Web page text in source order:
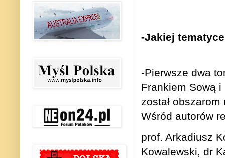
-Jakiej
-Pierwsze dwa
Frankiem Sową
został
Wśród autorów
prof. Arkadiusz
Kowalewski, dr